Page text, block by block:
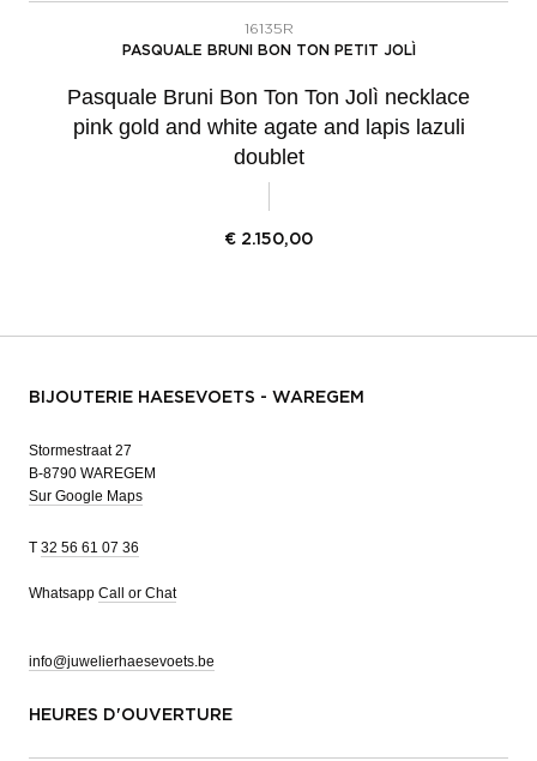
16135R
PASQUALE BRUNI BON TON PETIT JOLÌ
Pasquale Bruni Bon Ton Ton Jolì necklace
pink gold and white agate and lapis lazuli
doublet
€ 2.150,00
BIJOUTERIE HAESEVOETS - WAREGEM
Stormestraat 27
B-8790 WAREGEM
Sur Google Maps
T 32 56 61 07 36
Whatsapp Call or Chat
info@juwelierhaesevoets.be
HEURES D'OUVERTURE